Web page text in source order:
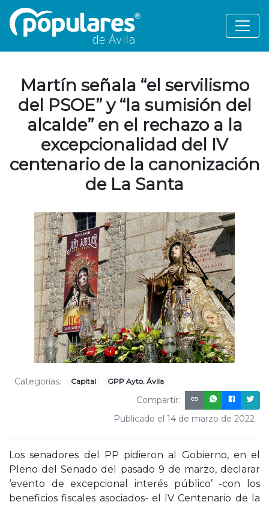
Martín señala “el servilismo
del PSOE” y “la sumisión del
alcalde” en el rechazo a la
excepcionalidad del IV
centenario de la canonización
de La Santa
Categorías: Capital GPP Ayto. Ávila
Compartir:
Publicado el 14 de marzo de 2022
Los senadores del PP pidieron al Gobierno, en el
Pleno del Senado del pasado 9 de marzo, declarar
‘evento de excepcional interés público’ -con los
beneficios fiscales asociados- el IV Centenario de la